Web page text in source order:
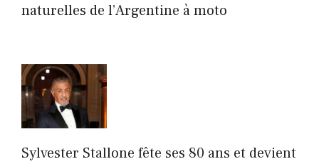
naturelles de l’Argentine à moto
Sylvester Stallone fête ses 80 ans et devient